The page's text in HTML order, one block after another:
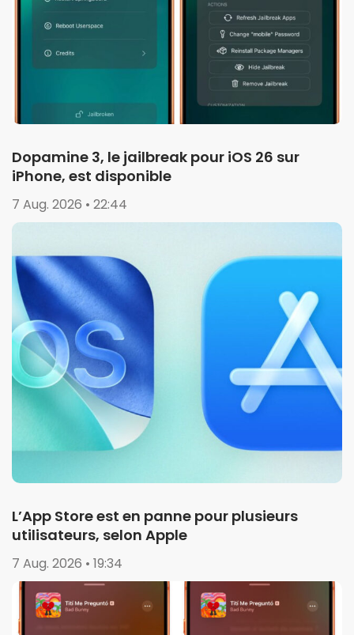
Dopamine 3, le jailbreak pour iOS 26 sur
iPhone, est disponible
7 Aug. 2026 • 22:44
L’App Store est en panne pour plusieurs
utilisateurs, selon Apple
7 Aug. 2026 • 19:34